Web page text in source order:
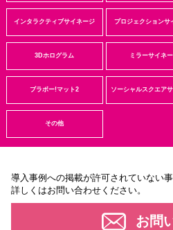
インタラクティブサイネージ プロジェクションサ
3Dホログラム ミラーサイネ
ブラボー!マット2 ソーシャルスクエア
その他
導⼊事例への掲載が許可されていない事
詳しくはお問い合わせください。
お問